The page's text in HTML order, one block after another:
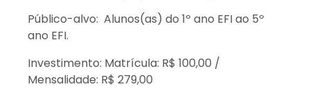
Público-alvo: Alunos(as) do 1º ano EFI ao 5º
ano EFI.
Investimento: Matrícula: R$ 100,00 /
Mensalidade: R$ 279,00